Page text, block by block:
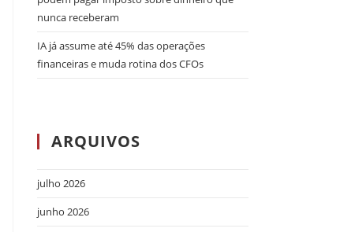
nunca receberam
IA já assume até 45% das operações
financeiras e muda rotina dos CFOs
ARQUIVOS
julho 2026
junho 2026